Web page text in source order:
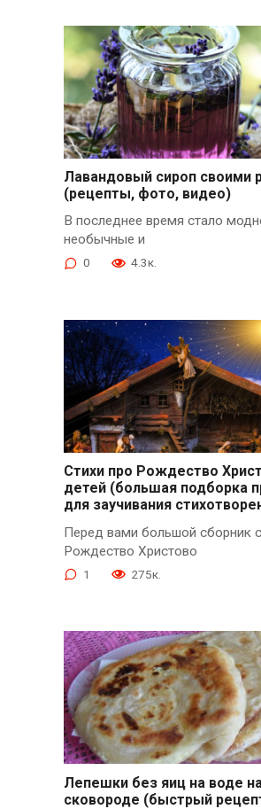
Лавандовый сироп своими
(рецепты, фото, видео)
В последнее время стало
необычные и
0 4.3к.
Стихи про Рождество
детей (большая подборка
для заучивания
Перед вами большой сборник
Рождество Христово
1 275к.
Лепешки без яиц на воде на
сковороде (быстрый